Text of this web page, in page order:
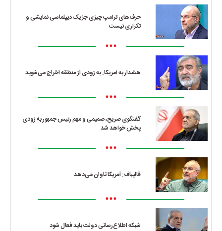
حرف‌های ترامپ چیزی جز یک دیپلماسی نمایشی و
تکراری نیست
•••
هشدار به آمریکا: به زودی از منطقه اخراج می‌شوید
•••
گفتگوی صریح، صمیمی و مهم رئیس جمهور به زودی
پخش خواهد شد
•••
قالیباف: آمریکا تاوان می‌دهد
•••
شبکه اطلاع‌رسانی دولت باید فعال شود